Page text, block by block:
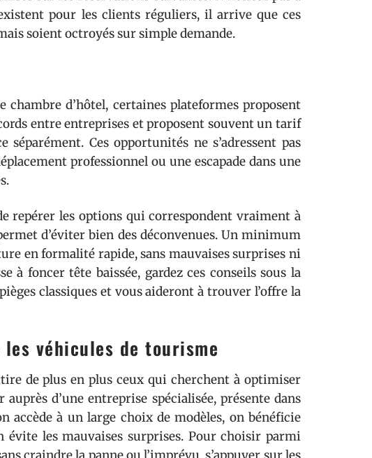
pour les clients réguliers, il arrive que ces
soient octroyés sur simple demande.
d’hôtel, certaines plateformes proposent
entre entreprises et proposent souvent un tarif
Ces opportunités ne s’adressent pas
professionnel ou une escapade dans une
repérer les options qui correspondent vraiment à
d’éviter bien des déconvenues. Un minimum
en formalité rapide, sans mauvaises surprises ni
à foncer tête baissée, gardez ces conseils sous la
classiques et vous aideront à trouver l’offre la
véhicules de tourisme
de plus en plus ceux qui cherchent à optimiser
d’une entreprise spécialisée, présente dans
accède à un large choix de modèles, on bénéficie
les mauvaises surprises. Pour choisir parmi